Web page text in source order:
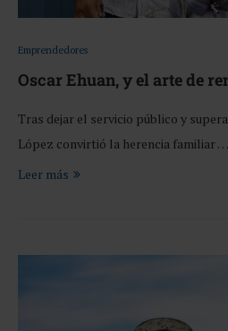
Emprendedores
Oscar Ehuan, y el arte de
Tras dejar el servicio público y
López convirtió la herencia familiar …
Leer más